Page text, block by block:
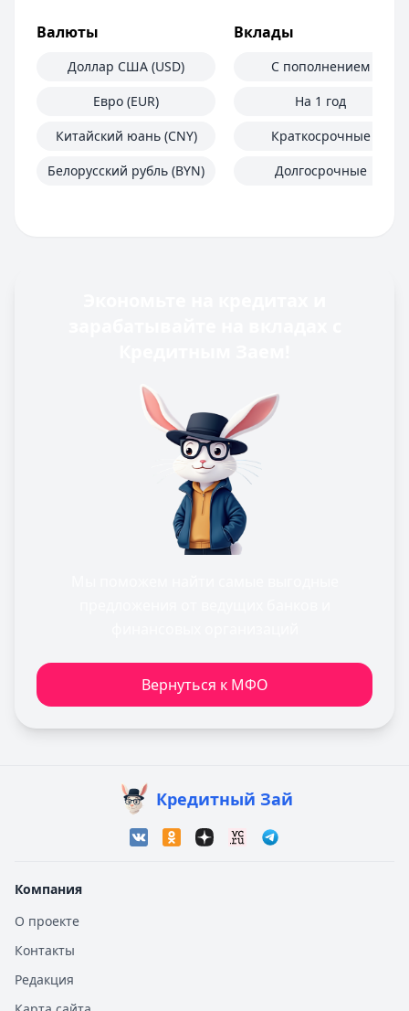
Валюты
Доллар США (USD)
Евро (EUR)
Китайский юань (CNY)
Белорусский рубль (BYN)
Вклады
С пополнением
На 1 год
Краткосрочные
Долгосрочные
Вернуться к МФО
Кредитный Зай
Компания
О проекте
Контакты
Редакция